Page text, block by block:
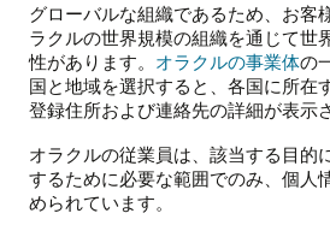
グローバルな組織であるため、お客
ラクルの世界規模の組織を通じて世
性があります。 オラクルの事業体の
国と地域を選択すると、各国に所在
登録住所および連絡先の詳細が表示
オラクルの従業員は、該当する目的
するために必要な範囲でのみ、個人
められています。